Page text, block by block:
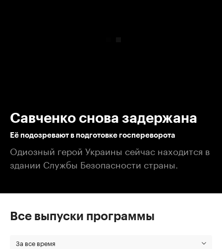
Савченко снова задержана
Её подозревают в подготовке госпереворота
Одиозный герой Украины сейчас находится в
здании Службы Безопасности страны.
Все выпуски программы
За все время